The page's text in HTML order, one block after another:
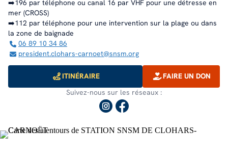
➡️196 par téléphone ou canal 16 par VHF pour une détresse en
mer (CROSS)
➡️112 par téléphone pour une intervention sur la plage ou dans
la zone de baignade
06 89 10 34 86
president.clohars-carnoet@snsm.org
ITINÉRAIRE
FAIRE UN DON
Suivez-nous sur les réseaux :